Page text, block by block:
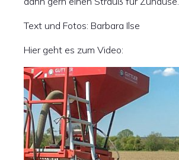
Text und Fotos: Barbara Ilse
Hier geht es zum Video:
Video-
Player